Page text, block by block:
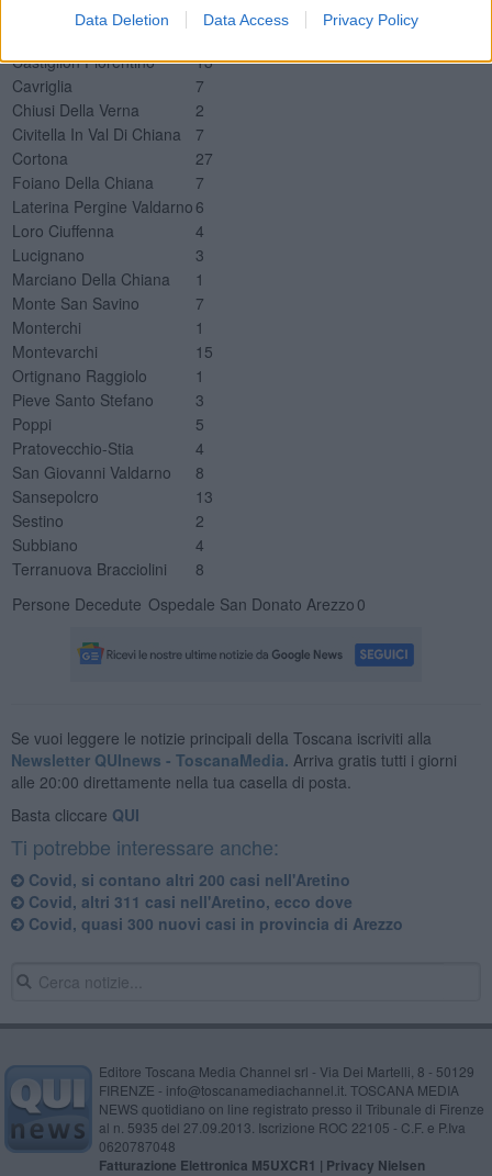
Data Deletion Data Access Privacy Policy
Castelfranco Piandiscò
Castiglion Fiorentino
13
Cavriglia
7
Chiusi Della Verna
2
Civitella In Val Di Chiana
7
Cortona
27
Foiano Della Chiana
7
Laterina Pergine Valdarno 6
Loro Ciuffenna
4
Lucignano
3
Marciano Della Chiana
1
Monte San Savino
7
Monterchi
1
Montevarchi
15
Ortignano Raggiolo
1
Pieve Santo Stefano
3
Poppi
5
Pratovecchio-Stia
4
San Giovanni Valdarno
8
Sansepolcro
13
Sestino
2
Subbiano
4
Terranuova Bracciolini
8
Persone Decedute Ospedale San Donato Arezzo 0
Se vuoi leggere le notizie principali della Toscana iscriviti alla
Newsletter QUInews - ToscanaMedia. Arriva gratis tutti i giorni
alle 20:00 direttamente nella tua casella di posta.
Basta cliccare QUI
Ti potrebbe interessare anche:
Covid, si contano altri 200 casi nell'Aretino
Covid, altri 311 casi nell'Aretino, ecco dove
Covid, quasi 300 nuovi casi in provincia di Arezzo
Editore Toscana Media Channel srl - Via Dei Martelli, 8 - 50129
FIRENZE - info@toscanamediachannel.it. TOSCANA MEDIA
NEWS quotidiano on line registrato presso il Tribunale di Firenze
al n. 5935 del 27.09.2013. Iscrizione ROC 22105 - C.F. e P.Iva
0620787048
Fatturazione Elettronica M5UXCR1 | Privacy Nielsen